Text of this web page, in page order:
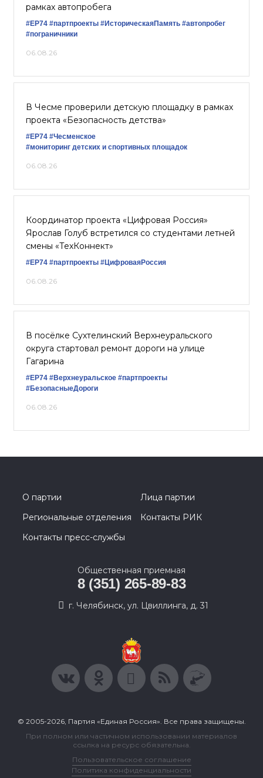
рамках автопробега
#ЕР74 #партпроекты #ИсторическаяПамять #автопробег
#пограничники
06.08.26
В Чесме проверили детскую площадку в рамках
проекта «Безопасность детства»
#ЕР74 #Чесменское
#мониторинг детских и спортивных площадок
06.08.26
Координатор проекта «Цифровая Россия»
Ярослав Голуб встретился со студентами летней
смены «ТехКоннект»
#ЕР74 #партпроекты #ЦифроваяРоссия
06.08.26
В посёлке Сухтелинский Верхнеуральского
округа стартовал ремонт дороги на улице
Гагарина
#ЕР74 #Верхнеуральское #партпроекты
#БезопасныеДороги
06.08.26
О партии
Лица партии
Региональные отделения
Контакты РИК
Контакты пресс-службы
Общественная приемная
8 (351) 265-89-83
г. Челябинск, ул. Цвиллинга, д. 31
© 2005-2026, Партия «Единая Россия». Все права защищены.
При полном или частичном использовании материалов
ссылка на ресурс обязательна.
Пользовательское соглашение
Политика конфиденциальности